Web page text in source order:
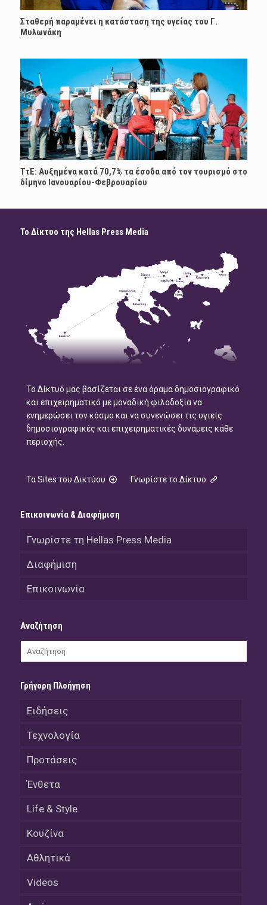
Σταθερή παραμένει η κατάσταση της υγείας του Γ.
Μυλωνάκη
ΤτΕ: Αυξημένα κατά 70,7% τα έσοδα από τον τουρισμό στο
δίμηνο Ιανουαρίου-Φεβρουαρίου
Το Δίκτυο της Hellas Press Media
Το Δίκτυό μας βασίζεται σε ένα όραμα δημοσιογραφικό
και επιχειρηματικό με μοναδική φιλοδοξία να
ενημερώσει τον κόσμο και να συνενώσει τις υγιείς
δημοσιογραφικές και επιχειρηματικές δυνάμεις κάθε
περιοχής.
Τα Sites του Δικτύου Γνωρίστε το Δίκτυο
Επικοινωνία & Διαφήμιση
Γνωρίστε τη Hellas Press Media
Διαφήμιση
Επικοινωνία
Αναζήτηση
Γρήγορη Πλοήγηση
Ειδήσεις
Τεχνολογία
Προτάσεις
Ένθετα
Life & Style
Κουζίνα
Αθλητικά
Videos